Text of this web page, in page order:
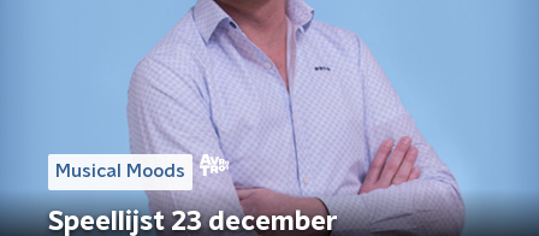
Musical Moods
Speellijst 23 december